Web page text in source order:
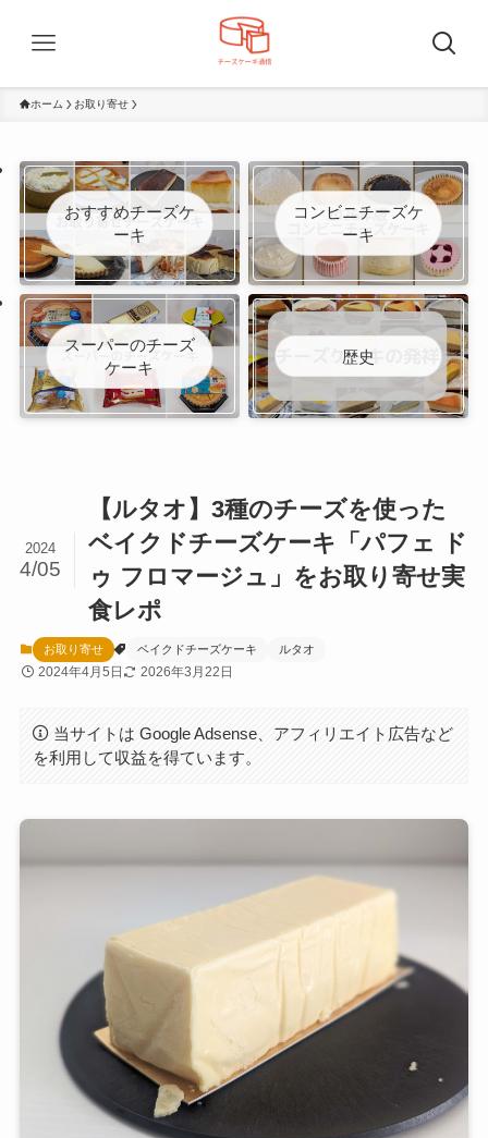
ホーム お取り寄せ
おすすめチーズケ
ーキ
コンビニチーズケ
ーキ
スーパーのチーズ
ケーキ
歴史
【ルタオ】3種のチーズを使った
ベイクドチーズケーキ「パフェ ド
ゥ フロマージュ」をお取り寄せ実
食レポ
2024
4/05
お取り寄せ ベイクドチーズケーキ ルタオ
2024年4月5日 2026年3月22日
当サイトは Google Adsense、アフィリエイト広告など
を利用して収益を得ています。